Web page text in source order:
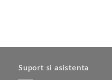
Suport si asistenta